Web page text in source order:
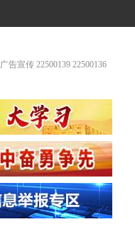
广告宣传 22500139 22500136